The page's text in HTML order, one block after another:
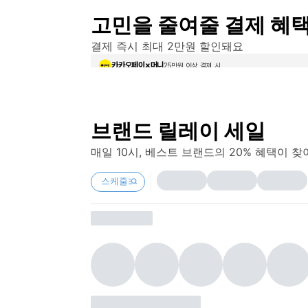
14% 쿠폰 최대 할인 금액 : 30,000원
쿠폰은 이벤트 기간 동안 하나의 ID 당 1회 발급 및 사용 가
다운로드한 쿠폰은 'MY PAGE > 사용 가능 쿠폰'에서 확
해당 쿠폰은 이벤트 참여 상품 대상으로만 적용 가능합니
고민을 줄여줄 결제 혜
결제 즉시 최대 2만원 할인돼요
카카오페이×머니
브랜드 릴레이 세일
매일 10시, 베스트 브랜드의 20% 혜택이 찾
스케줄